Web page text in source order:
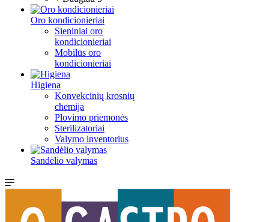
Oro kondicionieriai
Sieniniai oro
kondicionieriai
Mobilūs oro
kondicionieriai
Higiena
Konvekcinių krosnių
chemija
Plovimo priemonės
Sterilizatoriai
Valymo inventorius
Sandėlio valymas